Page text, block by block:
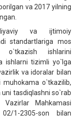
va 2017 yilning
va ijtimoiy
standartlariga mos
o`tkazish ishlarini
ishlarni tizimli yo`lga
va idoralar bilan
o`tkazilib,
tasdiqlashni so`rab
Mahkamasi
1-2305-son bilan